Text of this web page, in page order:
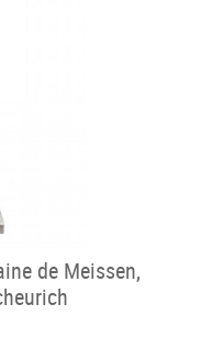
de Meissen,